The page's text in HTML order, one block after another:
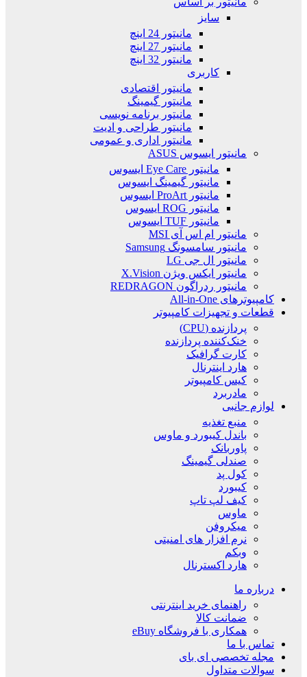
سایز
مانیتور 24 اینچ
مانیتور 27 اینچ
مانیتور 32 اینچ
کاربری
مانیتور اقتصادی
مانیتور گیمینگ
مانیتور برنامه نویسی
مانیتور طراحی و ادیت
مانیتور اداری و عمومی
مانیتور ایسوس ASUS
مانیتور Eye Care ایسوس
مانیتور گیمینگ ایسوس
مانیتور ProArt ایسوس
مانیتور ROG ایسوس
مانیتور TUF ایسوس
مانیتور ام اس آی MSI
مانیتور سامسونگ Samsung
مانیتور ال جی LG
مانیتور ایکس ویژن X.Vision
مانیتور ردراگون REDRAGON
کامپیوترهای All-in-One
قطعات و تجهیزات کامپیوتر
پردازنده (CPU)
خنک‌کننده پردازنده
کارت گرافیک
هارد اینترنال
کیس کامپیوتر
مادربرد
لوازم جانبی
منبع تغذیه
باندل کیبورد و ماوس
پاوربانک
صندلی گیمینگ
کول پد
کیبورد
کیف لپ تاپ
ماوس
میکروفن
نرم افزار های امنیتی
وبکم
هارد اکسترنال
درباره ما
راهنمای خرید اینترنتی
ضمانت کالا
همکاری با فروشگاه eBuy
تماس با ما
مجله تخصصی ای‌ بای
سوالات متداول